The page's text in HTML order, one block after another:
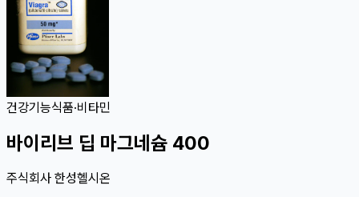
건강기능식품·비타민
바이리브 딥 마그네슘 400
주식회사 한성헬시온